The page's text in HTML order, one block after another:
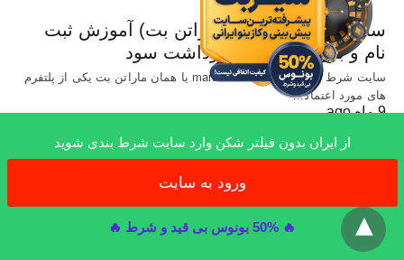
سایت Marathonbet (ماراتن بت) آموزش ثبت
نام و بررسی شرایط برداشت سود
سایت شرط بندی خارجی marathonbet یا همان ماراتن بت یکی از پلتفرم
های مورد اعتماد…
9 ماه ago
All Rights Reserved
از ایران بدون فیلتر شکن وارد سایت شرط بندی شوید
ورود به سایت
🔥 50% بونوس بی قید و شرط 🔥